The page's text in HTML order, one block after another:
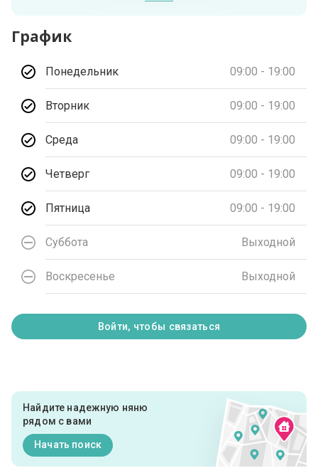
График
Понедельник 09:00 - 19:00
Вторник 09:00 - 19:00
Среда 09:00 - 19:00
Четверг 09:00 - 19:00
Пятница 09:00 - 19:00
Суббота Выходной
Воскресенье Выходной
Войти, чтобы связаться
Найдите надежную няню
рядом с вами
Начать поиск